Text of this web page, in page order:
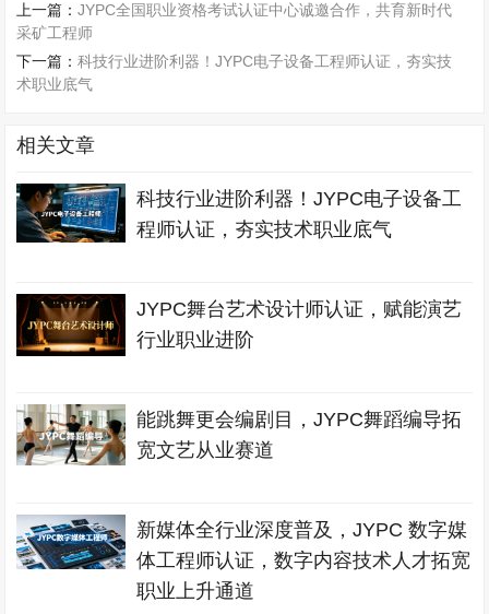
上一篇：JYPC全国职业资格考试认证中心诚邀合作，共育新时代
采矿工程师
下一篇：科技行业进阶利器！JYPC电子设备工程师认证，夯实技
术职业底气
相关文章
科技行业进阶利器！JYPC电子设备工
程师认证，夯实技术职业底气
JYPC舞台艺术设计师认证，赋能演艺
行业职业进阶
能跳舞更会编剧目，JYPC舞蹈编导拓
宽文艺从业赛道
新媒体全行业深度普及，JYPC 数字媒
体工程师认证，数字内容技术人才拓宽
职业上升通道